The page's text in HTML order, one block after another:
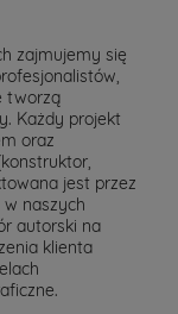
zajmujemy się
tworzą
Każdy projekt
oraz
jest przez
naszych
autorski na
klienta